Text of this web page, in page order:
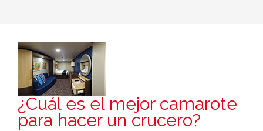
¿Cuál es el mejor camarote
para hacer un crucero?